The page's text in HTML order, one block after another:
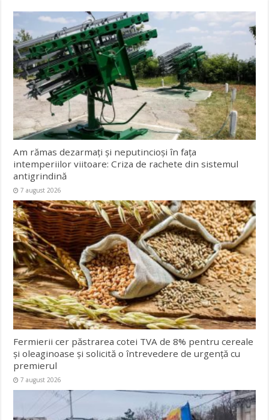
Am rămas dezarmați și neputincioși în fața
intemperiilor viitoare: Criza de rachete din sistemul
antigrindină
7 august 2026
Fermierii cer păstrarea cotei TVA de 8% pentru cereale
și oleaginoase și solicită o întrevedere de urgență cu
premierul
7 august 2026